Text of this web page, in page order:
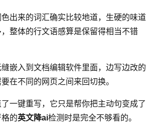
色出来的词汇确实比较地道，生硬的味道
整体的行文语感算是保留得相当不错
嵌入到文档编辑软件里面，边写边改的
在不同的网页之间来回切换。
一键重写，它只是帮你把主动句变成了
的英文降ai检测时是完全不够看的。